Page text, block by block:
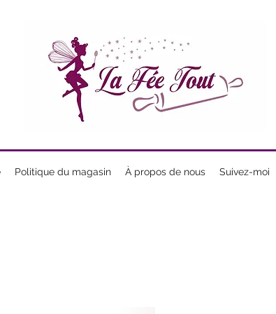
Politique du magasin À propos de nous Suivez-moi